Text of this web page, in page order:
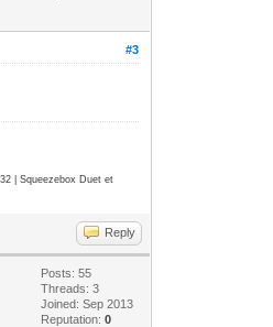
#3
| Squeezebox Duet et
Reply
Posts: 55
Threads: 3
Joined: Sep 2013
Reputation:0